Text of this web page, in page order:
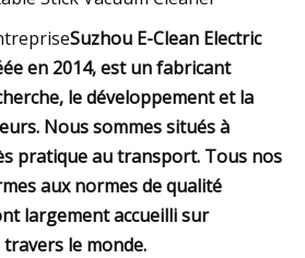
Suzhou E-Clean Electric
en 2014, est un fabricant
le développement et la
Nous sommes situés à
pratique au transport. Tous nos
aux normes de qualité
largement accueilli sur
le monde.